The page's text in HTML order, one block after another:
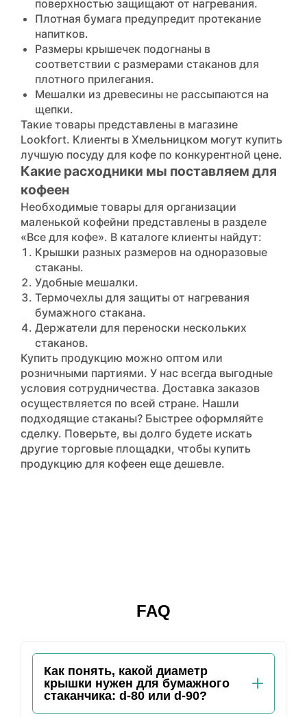
поверхностью защищают от нагревания.
Плотная бумага предупредит протекание
напитков.
Размеры крышечек подогнаны в
соответствии с размерами стаканов для
плотного прилегания.
Мешалки из древесины не рассыпаются на
щепки.
Такие товары представлены в магазине
Lookfort. Клиенты в Хмельницком могут купить
лучшую посуду для кофе по конкурентной цене.
Какие расходники мы поставляем для
кофеен
Необходимые товары для организации
маленькой кофейни представлены в разделе
«Все для кофе». В каталоге клиенты найдут:
Крышки разных размеров на одноразовые
стаканы.
Удобные мешалки.
Термочехлы для защиты от нагревания
бумажного стакана.
Держатели для переноски нескольких
стаканов.
Купить продукцию можно оптом или
розничными партиями. У нас всегда выгодные
условия сотрудничества. Доставка заказов
осуществляется по всей стране. Нашли
подходящие стаканы? Быстрее оформляйте
сделку. Поверьте, вы долго будете искать
другие торговые площадки, чтобы купить
продукцию для кофеен еще дешевле.
FAQ
Как понять, какой диаметр
крышки нужен для бумажного
стаканчика: d-80 или d-90?